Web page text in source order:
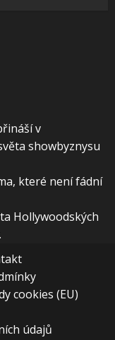
v
showbyznysu
které není fádní
Hollywoodských
cookies (EU)
údajů